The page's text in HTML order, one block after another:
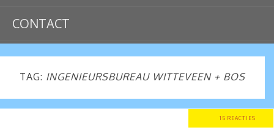
CONTACT
TAG: INGENIEURSBUREAU WITTEVEEN + BOS
15 REACTIES